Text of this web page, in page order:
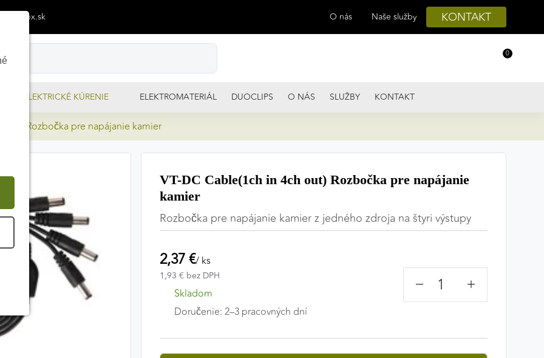
O nás Naše služby KONTAKT
0
ELEKTRICKÉ KÚRENIE ELEKTROMATERIÁL DUOCLIPS O NÁS SLUŽBY KONTAKT
out) Rozbočka pre napájanie kamier
VT-DC Cable(1ch in 4ch out) Rozbočka pre napájanie
kamier
Rozbočka pre napájanie kamier z jedného zdroja na štyri výstupy
2,37 €/ ks
1,93 € bez DPH
Skladom
Doručenie: 2–3 pracovných dní
− +